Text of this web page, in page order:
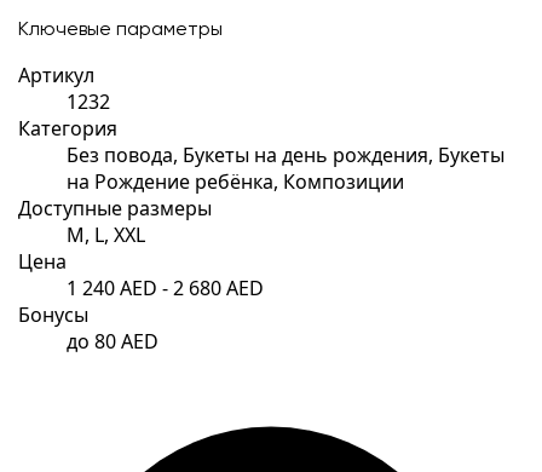
Ключевые параметры
Артикул
1232
Категория
Без повода, Букеты на день рождения, Букеты
на Рождение ребёнка, Композиции
Доступные размеры
M, L, XXL
Цена
1 240 AED - 2 680 AED
Бонусы
до 80 AED